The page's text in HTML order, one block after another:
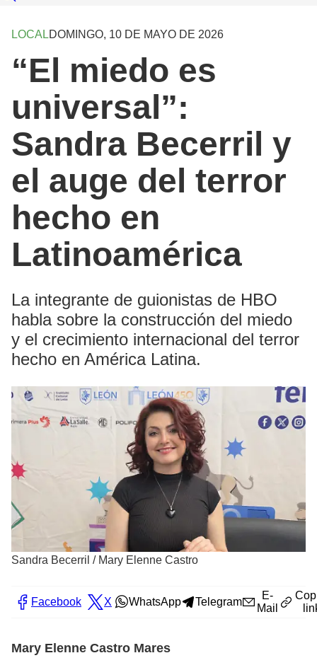
LOCALDOMINGO, 10 DE MAYO DE 2026
“El miedo es
universal”:
Sandra Becerril y
el auge del terror
hecho en
Latinoamérica
La integrante de guionistas de HBO
habla sobre la construcción del miedo
y el crecimiento internacional del terror
hecho en América Latina.
Sandra Becerril / Mary Elenne Castro
Facebook X WhatsApp Telegram
E-
Mail
Mary Elenne Castro Mares